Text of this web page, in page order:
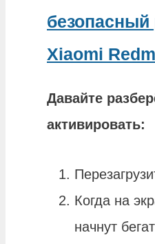
Xiaomi
Давайте
активировать:
Когда на
начнут